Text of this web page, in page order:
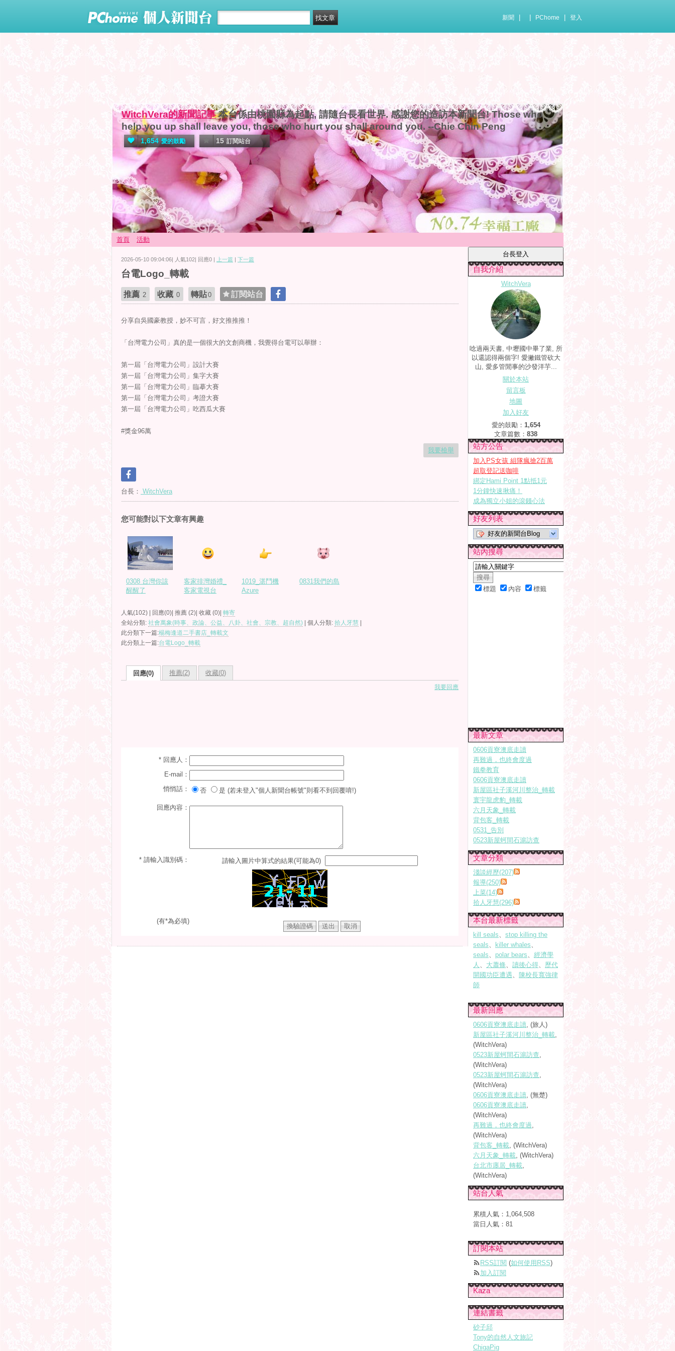
新聞 PChome 登入
WitchVera的新聞記事 本台係由桃園縣為起點, 請隨台長看世界. 感謝您的造訪本新聞台! Those who
help you up shall leave you, those who hurt you shall around you. --Chie Chin Peng
1,654 愛的鼓勵 15 訂閱站台
首頁 活動
2026-05-10 09:04:06| 人氣102| 回應0 | 上一篇 | 下一篇
台電Logo_轉載
推薦 2 收藏 0 轉貼0 訂閱站台
分享自吳國豪教授，妙不可言，好文推推推！
「台灣電力公司」真的是一個很大的文創商機，我覺得台電可以舉辦：
第一屆「台灣電力公司」設計大賽
第一屆「台灣電力公司」集字大賽
第一屆「台灣電力公司」臨摹大賽
第一屆「台灣電力公司」考證大賽
第一屆「台灣電力公司」吃西瓜大賽
#獎金96萬
我要檢舉
台長： WitchVera
您可能對以下文章有興趣
0308 台灣你該
醒醒了
客家排灣婚禮_
客家電視台
1019_湛鬥機
Azure
0831我們的島
人氣(102) | 回應(0)| 推薦 (2)| 收藏 (0)| 轉寄
全站分類: 社會萬象(時事、政論、公益、八卦、社會、宗教、超自然) | 個人分類: 拾人牙慧
此分類下一篇:楊梅逢道二手書店_轉載文
此分類上一篇:台電Logo_轉載
回應(0) 推薦(2) 收藏(0)
我要回應
* 回應人：
E-mail：
悄悄話：
否 是 (若未登入"個人新聞台帳號"則看不到回覆唷!)
回應內容：
* 請輸入識別碼： 請輸入圖片中算式的結果(可能為0)
(有*為必填)
自我介紹
WitchVera
唸過兩天書, 中壢國中畢了業, 所
以還認得兩個字! 愛撇鐵管砍大
山, 愛多管閒事的沙發洋芋...
關於本站
留言板
地圖
加入好友
愛的鼓勵： 1,654
文章篇數： 838
站方公告
加入PS女孩 組隊瘋搶2百萬
超取登記送咖啡
綁定Hami Point 1點抵1元
1分鐘快速揪痛！
成為獨立小姐的滾錢心法
好友列表
好友的新聞台Blog
站內搜尋
標題 內容 標籤
最新文章
0606貢寮澳底走讀
再難過，也終會度過
鐵拳教育
0606貢寮澳底走讀
新屋區社子溪河川整治_轉載
寰宇龍虎豹_轉載
六月天象_轉載
背包客_轉載
0531_告別
0523新屋蚵間石滬訪查
文章分類
淺談經歷(207)
報導(250)
上菜(14)
拾人牙慧(296)
本台最新標籤
kill seals、 stop killing the
seals、 killer whales、
seals、 polar bears、 經濟學
人 、 大蕭條、 讀後心得、 歷代
開國功臣遭遇、 陳校長寬強律
師
最新回應
0606貢寮澳底走讀, (旅人)
新屋區社子溪河川整治_轉載,
(WitchVera)
0523新屋蚵間石滬訪查,
(WitchVera)
0523新屋蚵間石滬訪查,
(WitchVera)
0606貢寮澳底走讀, (無楚)
0606貢寮澳底走讀,
(WitchVera)
再難過，也終會度過,
(WitchVera)
背包客_轉載, (WitchVera)
六月天象_轉載, (WitchVera)
台北市廛居_轉載,
(WitchVera)
站台人氣
累積人氣： 1,064,508
當日人氣： 81
訂閱本站
RSS訂閱 (如何使用RSS)
加入訂閱
Kaza
連結書籤
砂子邱
Tony的自然人文旅記
ChigaPig